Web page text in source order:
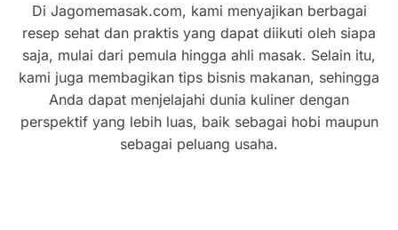
Di Jagomemasak.com, kami menyajikan berbagai
resep sehat dan praktis yang dapat diikuti oleh siapa
saja, mulai dari pemula hingga ahli masak. Selain itu,
kami juga membagikan tips bisnis makanan, sehingga
Anda dapat menjelajahi dunia kuliner dengan
perspektif yang lebih luas, baik sebagai hobi maupun
sebagai peluang usaha.